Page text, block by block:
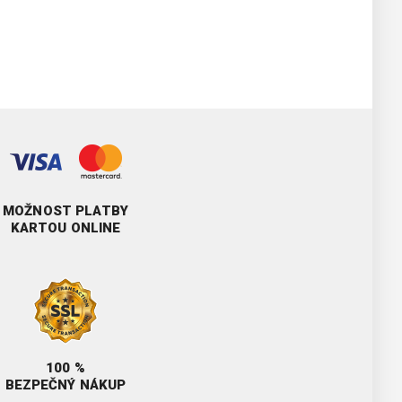
MOŽNOST PLATBY
KARTOU ONLINE
100 %
BEZPEČNÝ NÁKUP